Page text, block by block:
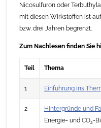
Nicosulfuron oder
mit diesen Wirkstoffen ist
bzw. drei Jahren begrenzt.
Zum Nachlesen finden Sie
Teil Thema
1 Einführung ins
2 Hintergründe und
Energie- und CO2-